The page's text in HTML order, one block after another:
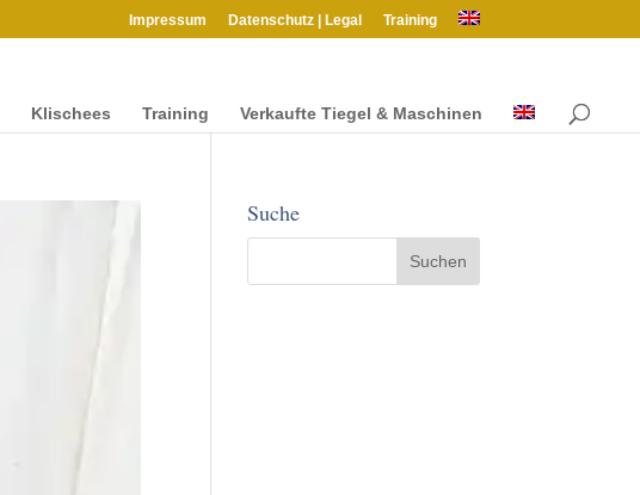
Impres­sum Daten­schutz | Legal Train­ing
Klis­chees Train­ing Verkaufte Tiegel & Maschinen
Suche